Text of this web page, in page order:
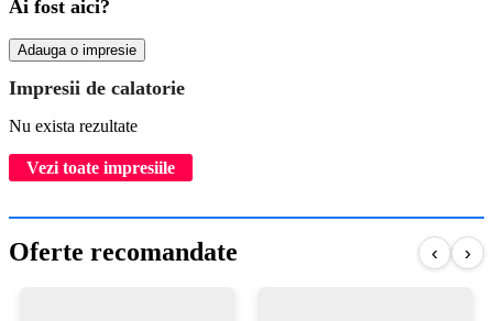
Ai fost aici?
Adauga o impresie
Impresii de calatorie
Nu exista rezultate
Vezi toate impresiile
Oferte recomandate ‹ ›